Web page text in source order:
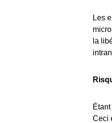
Les
la
Ceci